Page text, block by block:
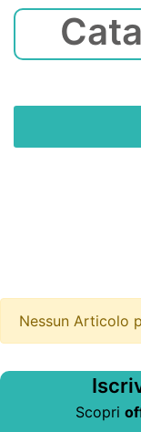
Nessun Articolo
Scopri